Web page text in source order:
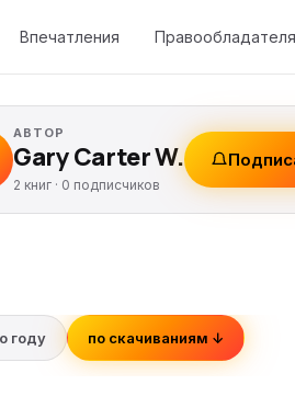
Впечатления
АВТОР
Gary Carter W.
2 книг · 0 подписчиков
году по скачиваниям ↓